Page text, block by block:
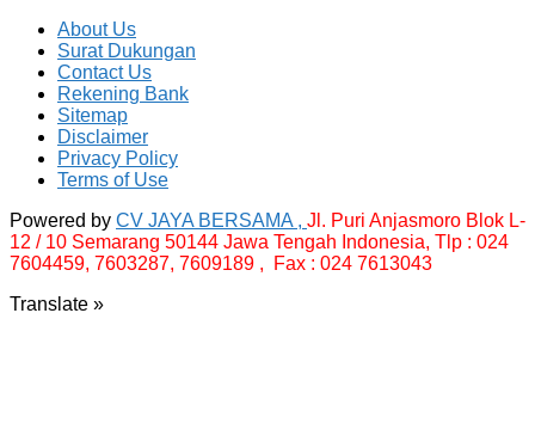
About Us
Surat Dukungan
Contact Us
Rekening Bank
Sitemap
Disclaimer
Privacy Policy
Terms of Use
Powered by CV JAYA BERSAMA , Jl. Puri Anjasmoro Blok L-
12 / 10 Semarang 50144 Jawa Tengah Indonesia, Tlp : 024
7604459, 7603287, 7609189 , Fax : 024 7613043
Translate »